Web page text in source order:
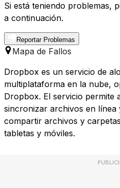
Si está teniendo problemas,
a continuación.
Reportar Problemas
Mapa de Fallos
Dropbox es un servicio de
multiplataforma en la nube,
Dropbox. El servicio permite
sincronizar archivos en
compartir archivos y
tabletas y móviles.